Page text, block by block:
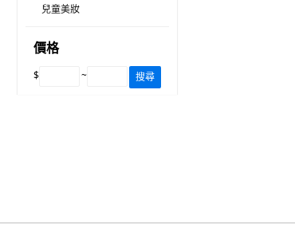
兒童美妝
價格
$ ~ 搜尋